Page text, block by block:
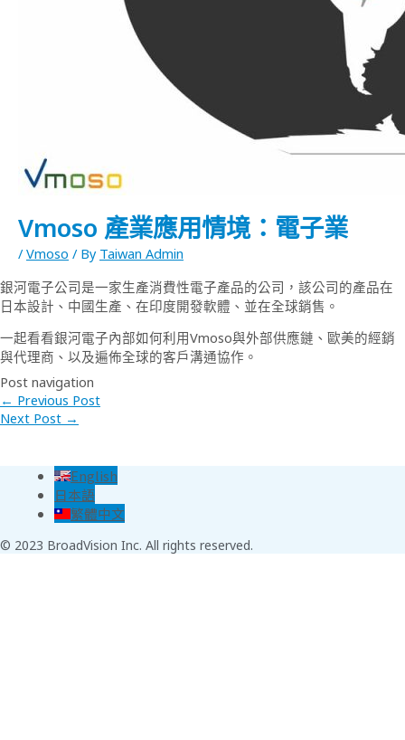
Vmoso 產業應用情境：電子業
/Vmoso / By Taiwan Admin
銀河電子公司是一家生產消費性電子產品的公司，該公司的產品在
日本設計、中國生產、在印度開發軟體、並在全球銷售。
一起看看銀河電子內部如何利用Vmoso與外部供應鏈、歐美的經銷
與代理商、以及遍佈全球的客戶溝通協作。
Post navigation
← Previous Post
Next Post →
English
日本語
繁體中文
© 2023 BroadVision Inc. All rights reserved.